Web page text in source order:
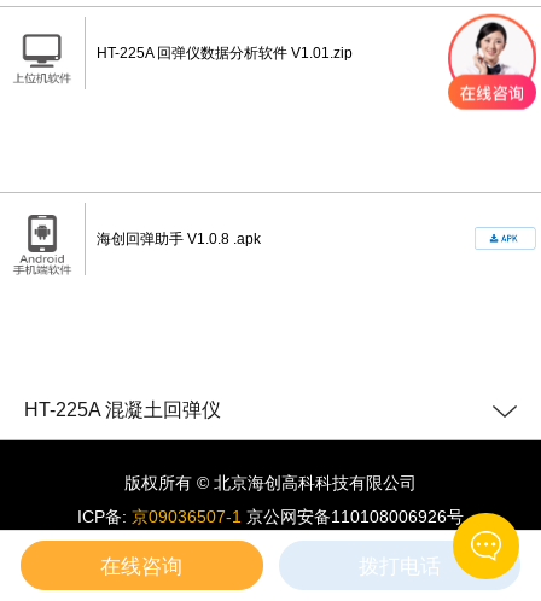
HT-225A 回弹仪数据分析软件 V1.01.zip
海创回弹助手 V1.0.8 .apk
HT-225A 混凝土回弹仪
版权所有 © 北京海创高科科技有限公司
ICP备: 京09036507-1 京公网安备110108006926号
在线咨询 拨打电话